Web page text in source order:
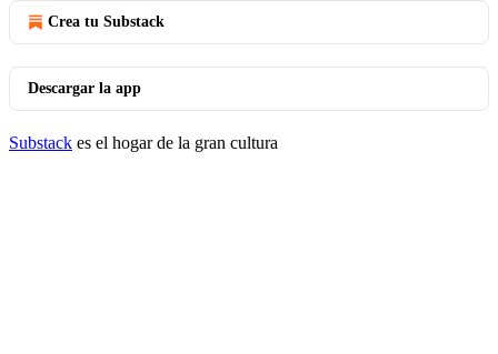
Crea tu Substack
Descargar la app
Substack es el hogar de la gran cultura